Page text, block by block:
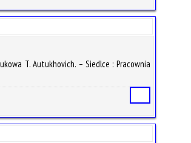
T. Autukhovich. – Siedlce : Pracownia